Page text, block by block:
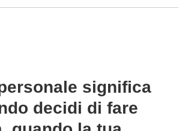
significa
decidi di fare